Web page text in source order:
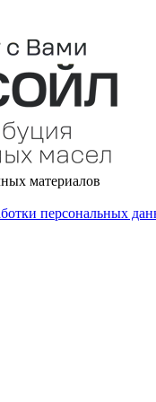
материалов
персональных